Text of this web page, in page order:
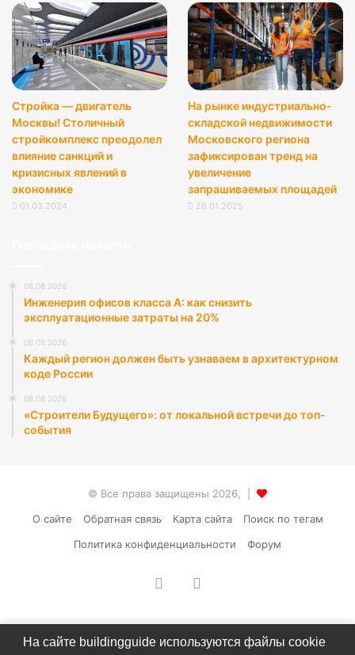
Стройка — двигатель
Москвы! Столичный
стройкомплекс преодолел
влияние санкций и
кризисных явлений в
экономике
01.03.2024
На рынке индустриально-
складской недвижимости
Московского региона
зафиксирован тренд на
увеличение
запрашиваемых площадей
26.01.2025
08.08.2026
Инженерия офисов класса А: как снизить
эксплуатационные затраты на 20%
08.08.2026
Каждый регион должен быть узнаваем в архитектурном
коде России
08.08.2026
«Строители Будущего»: от локальной встречи до топ-
события
© Все права защищены 2026, |
О сайте
Обратная связь Карта сайта
Поиск по тегам
Политика конфиденциальности
Форум
vk.com
На сайте buildingguide используются файлы cookie